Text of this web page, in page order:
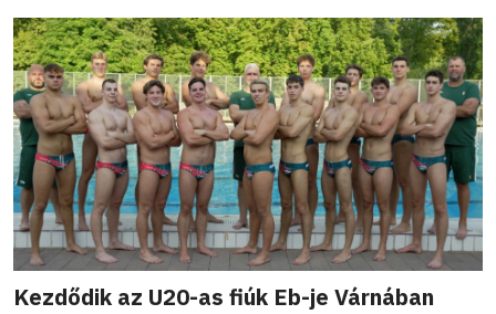
Kezdődik az U20-as fiúk Eb-je Várnában